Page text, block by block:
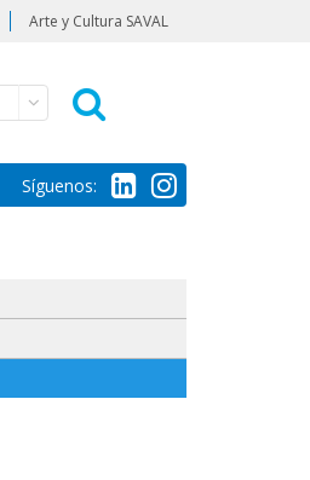
Arte y Cultura SAVAL
Síguenos: